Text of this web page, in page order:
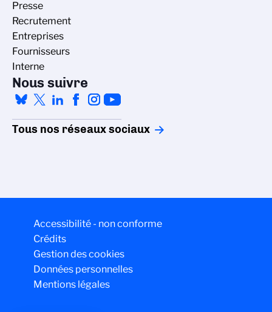
Presse
Recrutement
Entreprises
Fournisseurs
Interne
Nous suivre
Tous nos réseaux sociaux
Accessibilité - non conforme
Crédits
Gestion des cookies
Données personnelles
Mentions légales